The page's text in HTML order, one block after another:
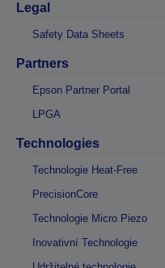
Legal
Safety Data Sheets
Partners
Epson Partner Portal
LPGA
Technologies
Technologie Heat-Free
PrecisionCore
Technologie Micro Piezo
Inovativní Technologie